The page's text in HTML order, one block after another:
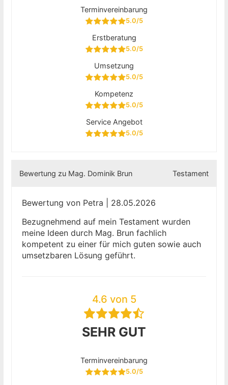
Terminvereinbarung
5.0/5
Erstberatung
5.0/5
Umsetzung
5.0/5
Kompetenz
5.0/5
Service Angebot
5.0/5
Bewertung zu Mag. Dominik Brun Testament
Bewertung von Petra | 28.05.2026
Bezugnehmend auf mein Testament wurden
meine Ideen durch Mag. Brun fachlich
kompetent zu einer für mich guten sowie auch
umsetzbaren Lösung geführt.
4.6 von 5
SEHR GUT
Terminvereinbarung
5.0/5